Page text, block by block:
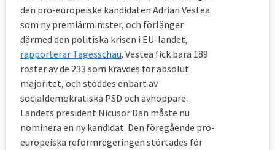
den pro-europeiske kandidaten Adrian Vestea
som ny premiärminister, och förlänger
därmed den politiska krisen i EU-landet,
rapporterar Tagesschau. Vestea fick bara 189
röster av de 233 som krävdes för absolut
majoritet, och stöddes enbart av
socialdemokratiska PSD och avhoppare.
Landets president Nicusor Dan måste nu
nominera en ny kandidat. Den föregående pro-
europeiska reformregeringen störtades för